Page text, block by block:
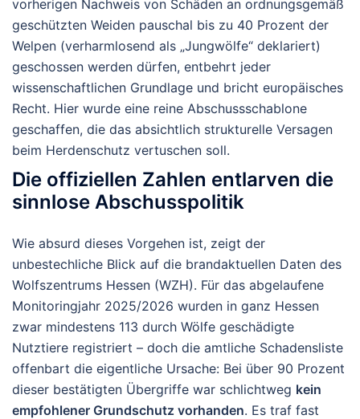
vorherigen Nachweis von Schäden an ordnungsgemäß
geschützten Weiden pauschal bis zu 40 Prozent der
Welpen (verharmlosend als „Jungwölfe“ deklariert)
geschossen werden dürfen, entbehrt jeder
wissenschaftlichen Grundlage und bricht europäisches
Recht. Hier wurde eine reine Abschussschablone
geschaffen, die das absichtlich strukturelle Versagen
beim Herdenschutz vertuschen soll.
Die offiziellen Zahlen entlarven die
sinnlose Abschusspolitik
Wie absurd dieses Vorgehen ist, zeigt der
unbestechliche Blick auf die brandaktuellen Daten des
Wolfszentrums Hessen (WZH). Für das abgelaufene
Monitoringjahr 2025/2026 wurden in ganz Hessen
zwar mindestens 113 durch Wölfe geschädigte
Nutztiere registriert – doch die amtliche Schadensliste
offenbart die eigentliche Ursache: Bei über 90 Prozent
dieser bestätigten Übergriffe war schlichtweg kein
empfohlener Grundschutz vorhanden. Es traf fast